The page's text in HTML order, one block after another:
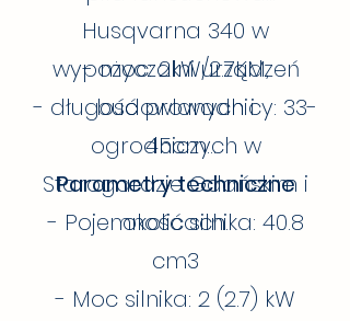
konstrukcja zapewnia
komfort podczas pracy, a
wyważone rozłożenie masy
sprawia, że jest łatwa do
manewrowania.
Husqvarna 340 w
wypożyczalni urządzeń
budowlanych i
ogrodniczych w
Starogardzie Gdańskim i
okolicach.
- moc: 2kW/2.7KM,
- długość prowadnicy: 33-
45cm
Parametry techniczne
- Pojemność silnika: 40.8
cm3
- Moc silnika: 2 (2.7) kW